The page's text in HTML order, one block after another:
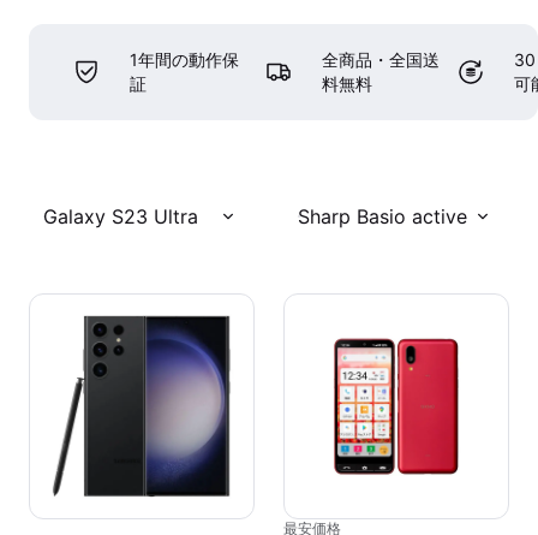
1年間の動作保
証
全商品・全国送
料無料
30
可
Galaxy S23 Ultra Sharp Basio active
最安価格